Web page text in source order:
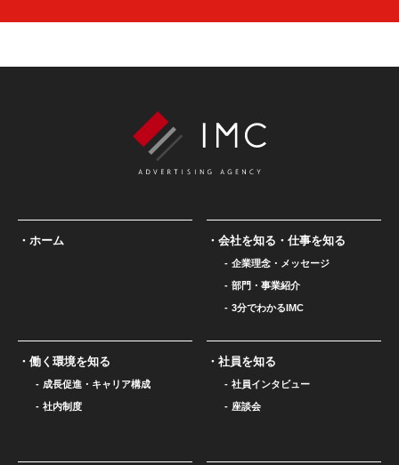
ホーム 会社を知る・仕事を知る
企業理念・メッセージ
部門・事業紹介
3分でわかるIMC
働く環境を知る
成長促進・キャリア構成
社内制度
社員を知る
社員インタビュー
座談会